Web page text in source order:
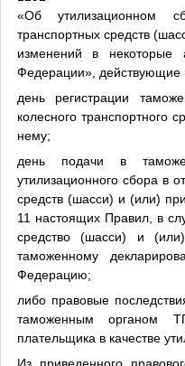
«Об утилизационном
транспортных средств
изменений в некоторые
Федерации», действующие
день регистрации
колесного транспортного
нему;
день подачи в
утилизационного сбора в
средств (шасси) и (или)
11 настоящих Правил, в
средство (шасси) и
таможенному
Федерацию;
либо правовые
таможенным органом
плательщика в качестве